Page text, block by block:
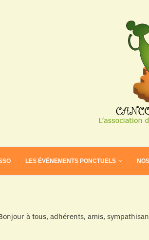
LES ÉVÉNEMENTS PONCTUELS
à tous, adhérents, amis,